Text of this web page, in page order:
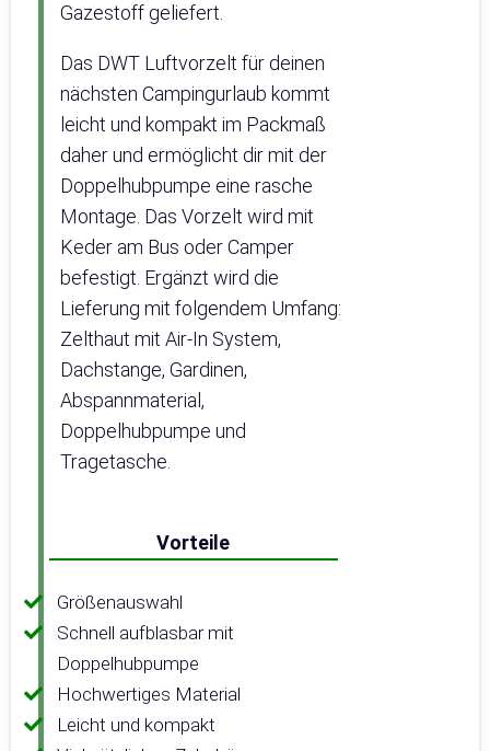
Gazestoff geliefert.
Das DWT Luftvorzelt für deinen
nächsten Campingurlaub kommt
leicht und kompakt im Packmaß
daher und ermöglicht dir mit der
Doppelhubpumpe eine rasche
Montage. Das Vorzelt wird mit
Keder am Bus oder Camper
befestigt. Ergänzt wird die
Lieferung mit folgendem Umfang:
Zelthaut mit Air-In System,
Dachstange, Gardinen,
Abspannmaterial,
Doppelhubpumpe und
Tragetasche.
Vorteile
Größenauswahl
Schnell aufblasbar mit
Doppelhubpumpe
Hochwertiges Material
Leicht und kompakt